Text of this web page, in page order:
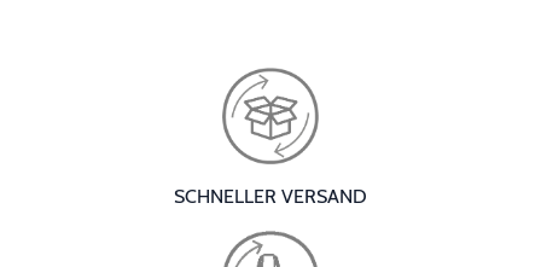
SCHNELLER VERSAND